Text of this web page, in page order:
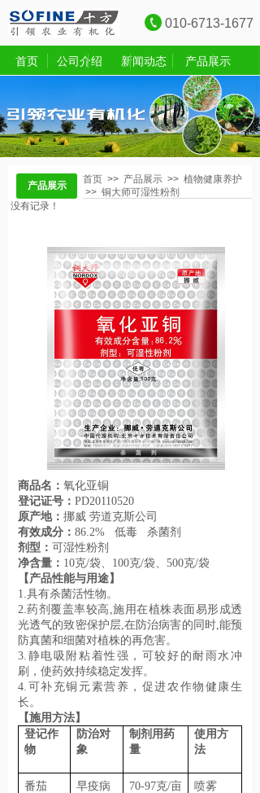
010-6713-1677
首页 公司介绍 新闻动态 产品展示
产品展示
没有记录！
商品名： 氧化亚铜
登记证号： PD20110520
原产地： 挪威 劳道克斯公司
有效成分： 86.2% 低毒 杀菌剂
剂型： 可湿性粉剂
净含量： 10克/袋、100克/袋、500克/袋
【产品性能与用途】
1.具有杀菌活性物。
2.药剂覆盖率较高,施用在植株表面易形成透
光透气的致密保护层,在防治病害的同时,能预
防真菌和细菌对植株的再危害。
3.静电吸附粘着性强，可较好的耐雨水冲
刷，使药效持续稳定发挥。
4.可补充铜元素营养，促进农作物健康生
长。
【施用方法】
登记作
物
防治对
象
制剂用药
量
使用方
法
番茄 早疫病 70-97克/亩 喷雾
首页 >> 产品展示 >> 植物健康养护
>> 铜大师可湿性粉剂